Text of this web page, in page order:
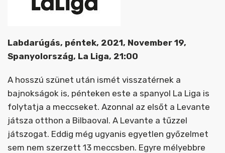
Labdarúgás, péntek, 2021, November 19,
Spanyolország, La Liga, 21:00
A hosszú szünet után ismét visszatérnek a
bajnokságok is, pénteken este a spanyol La Liga is
folytatja a meccseket. Azonnal az elsőt a Levante
játsza otthon a Bilbaoval. A Levante a tűzzel
játszogat. Eddig még ugyanis egyetlen győzelmet
sem nem szerzett 13 meccsben. Egyre mélyebbre